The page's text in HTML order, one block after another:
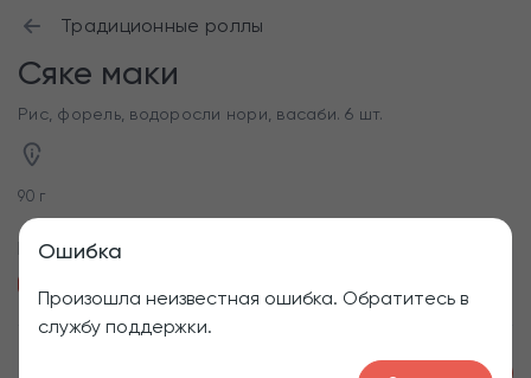
Ошибка
Произошла неизвестная ошибка. Обратитесь в
службу поддержки.
Традиционные роллы
Сяке маки
Рис, форель, водоросли нори, васаби. 6 шт.
90 г
Приборы
₽